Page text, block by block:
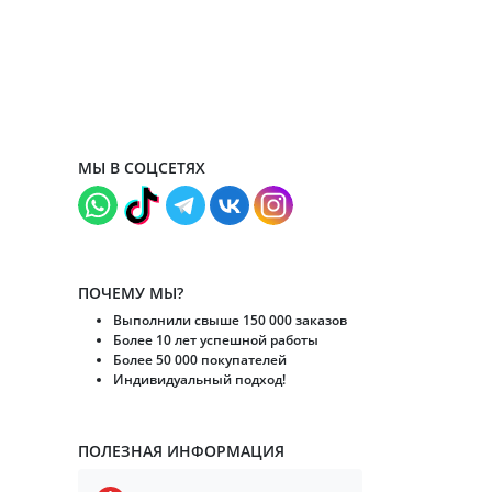
МЫ В СОЦСЕТЯХ
ПОЧЕМУ МЫ?
Выполнили свыше 150 000 заказов
Более 10 лет успешной работы
Более 50 000 покупателей
Индивидуальный подход!
ПОЛЕЗНАЯ ИНФОРМАЦИЯ